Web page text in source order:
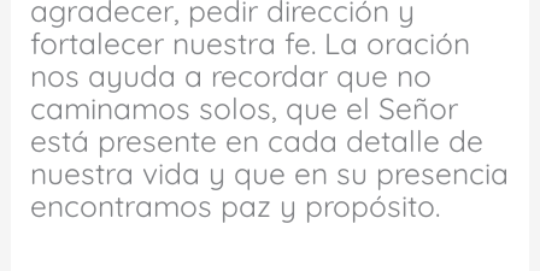
agradecer, pedir dirección y
fortalecer nuestra fe. La oración
nos ayuda a recordar que no
caminamos solos, que el Señor
está presente en cada detalle de
nuestra vida y que en su presencia
encontramos paz y propósito.